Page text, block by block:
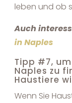
leben und ob
Auch
in Naples
Tipp #7,
Naples zu
Haustiere
Wenn Sie